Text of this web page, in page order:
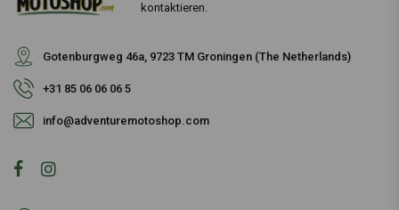
kontaktieren.
Gotenburgweg 46a, 9723 TM Groningen (The Netherlands)
+31 85 06 06 06 5
info@adventuremotoshop.com